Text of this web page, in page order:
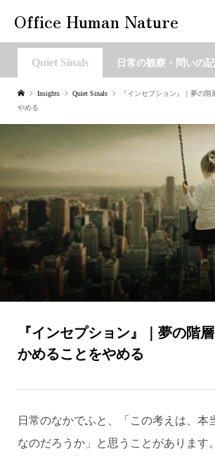
Office Human Nature
Quiet Sinals 日常の観察・問いの
Insights Quiet Sinals
『インセプション』｜夢の
やめる
『インセプション』｜夢の階
かめることをやめる
日常のなかでふと、「この考えは、本
なのだろうか」と思うことがあります。